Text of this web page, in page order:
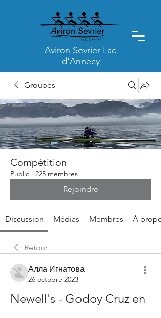
Aviron Sevrier Lac
d'Annecy
Groupes
Compétition
Public · 225 membres
Rejoindre
Discussion Médias Membres À
Retour
Алла Игнатова
26 octobre 2023
Newell's - Godoy Cruz en